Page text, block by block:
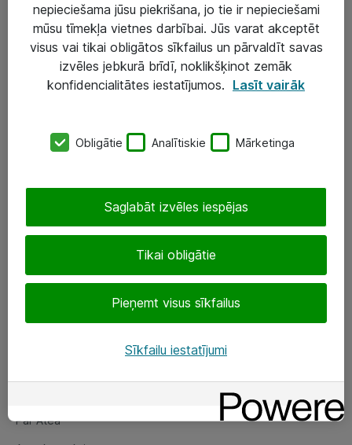
IT infrastruktūra
Darba vietu IT risinājumi
Serveri un datu centri
SIA „ATEA”
eShop@atea.lv
Sekojiet mums
Par Atea
Par Atea
nepieciešama jūsu piekrišana, jo tie ir nepieciešami
mūsu tīmekļa vietnes darbībai. Jūs varat akceptēt
visus vai tikai obligātos sīkfailus un pārvaldīt savas
izvēles jebkurā brīdī, noklikšķinot zemāk
konfidencialitātes iestatījumos. Lasīt vairāk
Obligātie Analītiskie Mārketinga
Tikai obligātie
Pieņemt visus sīkfailus
Saglabāt izvēles iespējas
Sīkfailu iestatījumi